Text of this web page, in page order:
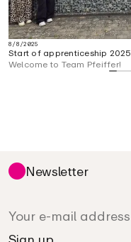
8/8/2025
Start of apprenticeship 2025
Welcome to Team Pfeiffer!
Newsletter